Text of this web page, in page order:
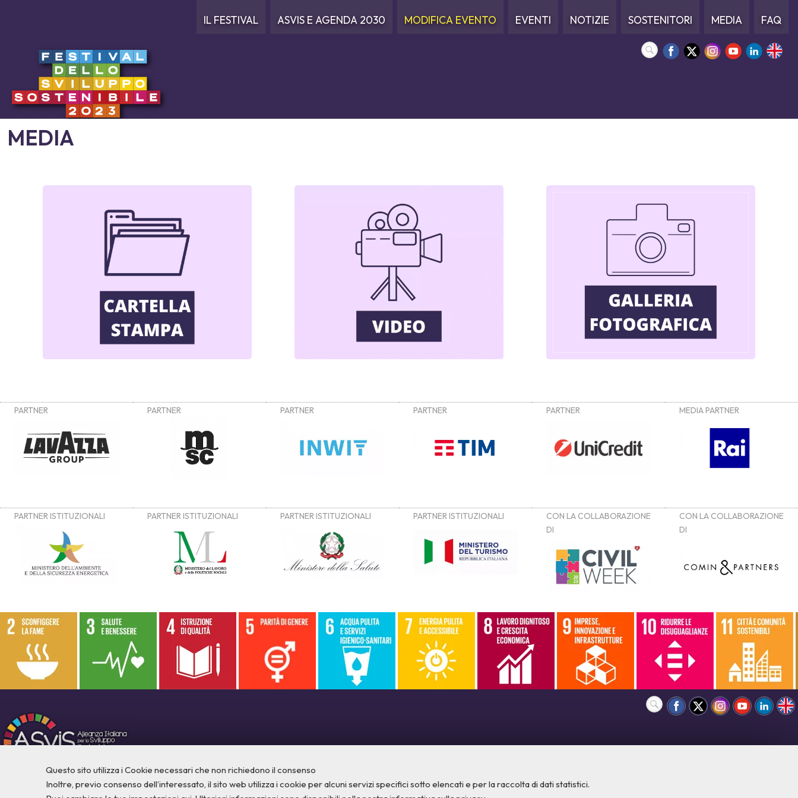
Questo sito utilizza i Cookie necessari che non richiedono il consenso
Inoltre, previo consenso dell’interessato, il sito web utilizza i cookie per alcuni servizi specifici sotto elencati e per la raccolta di dati statistici.
IL FESTIVAL ASVIS E AGENDA 2030 MODIFICA EVENTO EVENTI NOTIZIE SOSTENITORI MEDIA FAQ
MEDIA